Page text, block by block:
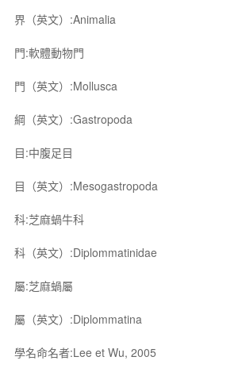
界（英文）:Animalia
門:軟體動物門
門（英文）:Mollusca
綱（英文）:Gastropoda
目:中腹足目
目（英文）:Mesogastropoda
科:芝麻蝸牛科
科（英文）:Diplommatinidae
屬:芝麻蝸屬
屬（英文）:Diplommatina
學名命名者:Lee et Wu, 2005